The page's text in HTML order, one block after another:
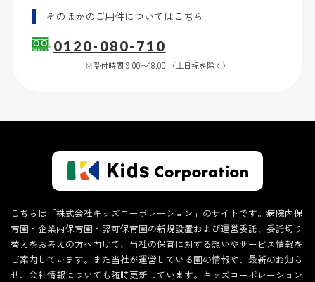
そのほかのご用件についてはこちら
0120-080-710
※受付時間 9:00〜18:00 （土日祝を除く）
こちらは「株式会社キッズコーポレーション」のサイトです。病院内保
育園・企業内保育園・認可保育園の新規設置および運営委託、委託切り
替えをお考えの方へ向けて、当社の保育に対する想いやサービス情報を
ご案内しています。また当社が運営している園の情報や、最新のお知ら
せ、会社情報についても随時更新しています。キッズコーポレーション